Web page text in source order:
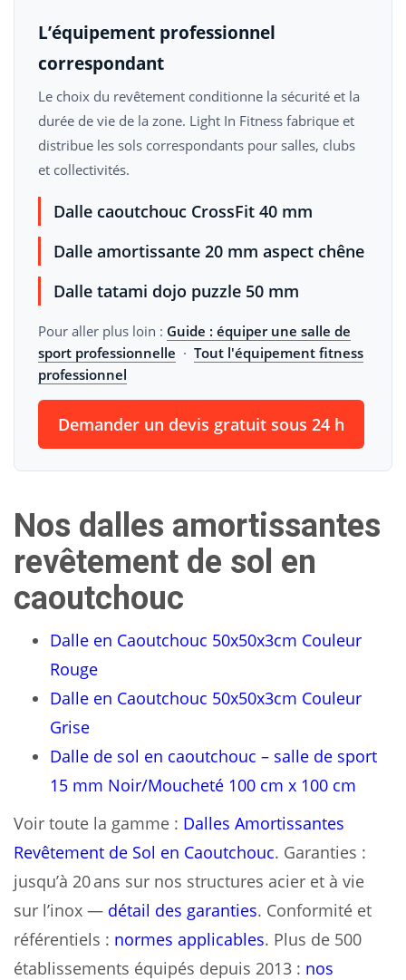
L’équipement professionnel
correspondant
Le choix du revêtement conditionne la sécurité et la
durée de vie de la zone. Light In Fitness fabrique et
distribue les sols correspondants pour salles, clubs
et collectivités.
Dalle caoutchouc CrossFit 40 mm
Dalle amortissante 20 mm aspect chêne
Dalle tatami dojo puzzle 50 mm
Pour aller plus loin : Guide : équiper une salle de
sport professionnelle · Tout l'équipement fitness
professionnel
Demander un devis gratuit sous 24 h
Nos dalles amortissantes
revêtement de sol en
caoutchouc
Dalle en Caoutchouc 50x50x3cm Couleur
Rouge
Dalle en Caoutchouc 50x50x3cm Couleur
Grise
Dalle de sol en caoutchouc – salle de sport
15 mm Noir/Moucheté 100 cm x 100 cm
Voir toute la gamme : Dalles Amortissantes
Revêtement de Sol en Caoutchouc. Garanties :
jusqu’à 20 ans sur nos structures acier et à vie
sur l’inox — détail des garanties. Conformité et
référentiels : normes applicables. Plus de 500
établissements équipés depuis 2013 : nos